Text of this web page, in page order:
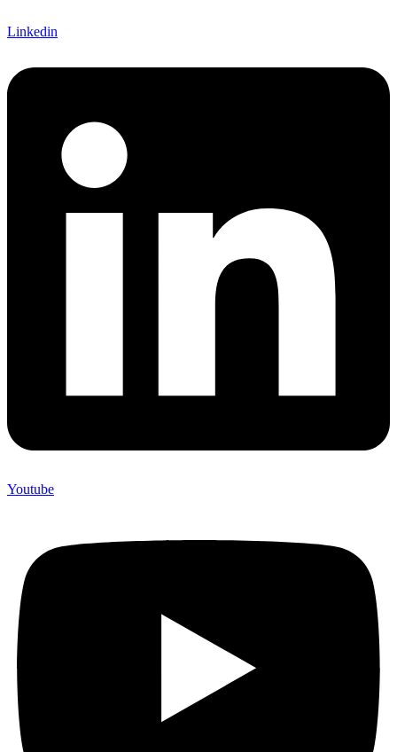
Linkedin
Youtube